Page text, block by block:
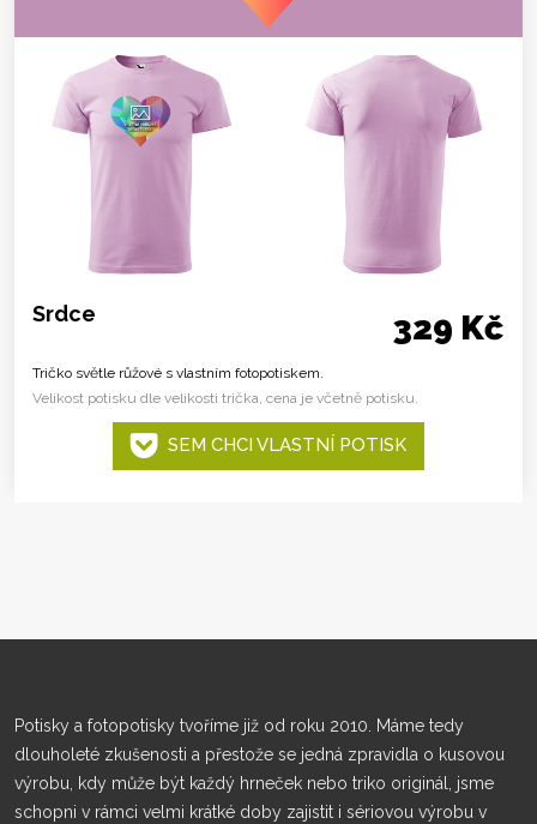
Srdce 329 Kč
Tričko světle růžové s vlastním fotopotiskem.
Velikost potisku dle velikosti trička, cena je včetně potisku.
SEM CHCI VLASTNÍ POTISK
Potisky a fotopotisky tvoříme již od roku 2010. Máme tedy
dlouholeté zkušenosti a přestože se jedná zpravidla o kusovou
výrobu, kdy může být každý hrneček nebo triko originál, jsme
schopni v rámci velmi krátké doby zajistit i sériovou výrobu v